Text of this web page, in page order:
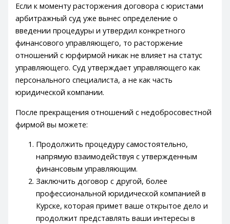
Если к моменту расторжения договора с юристами
арбитражный суд уже вынес определение о
введении процедуры и утвердил конкретного
финансового управляющего, то расторжение
отношений с юрфирмой никак не влияет на статус
управляющего. Суд утверждает управляющего как
персонального специалиста, а не как часть
юридической компании.
После прекращения отношений с недобросовестной
фирмой вы можете:
Продолжить процедуру самостоятельно,
напрямую взаимодействуя с утвержденным
финансовым управляющим.
Заключить договор с другой, более
профессиональной юридической компанией в
Курске, которая примет ваше открытое дело и
продолжит представлять ваши интересы в